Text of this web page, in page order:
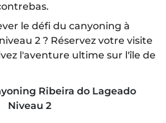
le défi du canyoning à
2 ? Réservez votre visite
l'aventure ultime sur l'île de
Ribeira do Lageado
Niveau 2